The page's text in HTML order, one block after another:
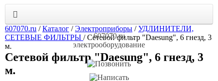
607070.ru
электрооборудование
607070.ru /Каталог /Электроприборы /УДЛИНИТЕЛИ,
СЕТЕВЫЕ ФИЛЬТРЫ /Сетевой фильтр "Daesung", 6 гнезд, 3
м.
Сетевой фильтр "Daesung", 6 гнезд, 3
м.